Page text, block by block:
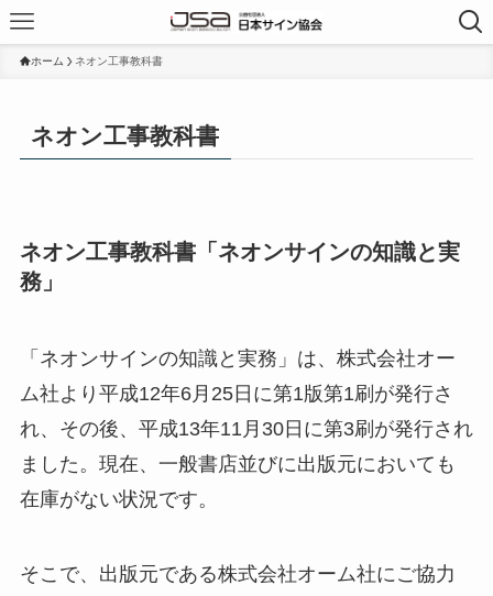
ホーム ネオン工事教科書
ネオン工事教科書
ネオン工事教科書「ネオンサインの知識と実
務」
「ネオンサインの知識と実務」は、株式会社オー
ム社より平成12年6月25日に第1版第1刷が発行さ
れ、その後、平成13年11月30日に第3刷が発行され
ました。現在、一般書店並びに出版元においても
在庫がない状況です。
そこで、出版元である株式会社オーム社にご協力